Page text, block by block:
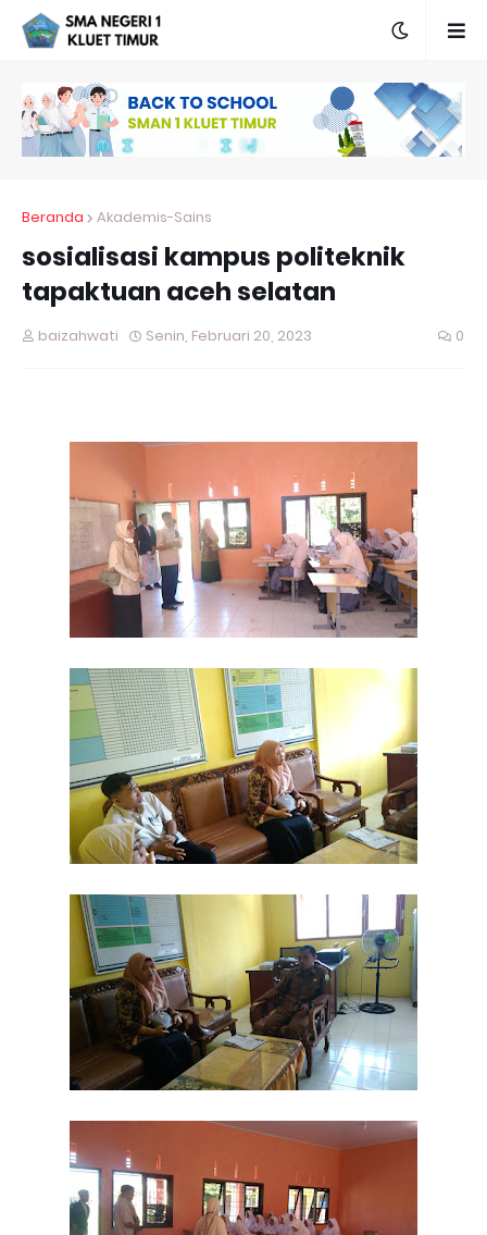
Beranda Akademis-Sains
sosialisasi kampus politeknik
tapaktuan aceh selatan
baizahwati Senin, Februari 20, 2023 0